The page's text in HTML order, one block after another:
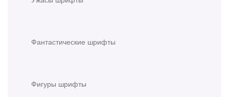
Фантастические шрифты
Фигуры шрифты